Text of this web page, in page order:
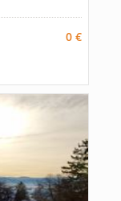
0 €